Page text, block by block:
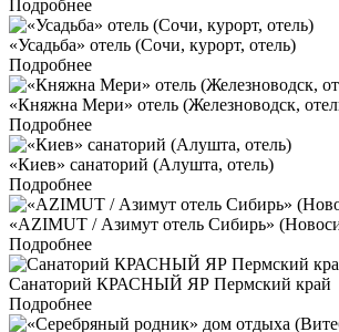
Подробнее
«Усадьба» отель (Сочи, курорт, отель)
Подробнее
«Княжна Мери» отель (Железноводск,
Подробнее
«Киев» санаторий (Алушта, отель)
Подробнее
«AZIMUT / Азимут отель Сибирь»
Подробнее
Санаторий КРАСНЫЙ ЯР Пермский край
Подробнее